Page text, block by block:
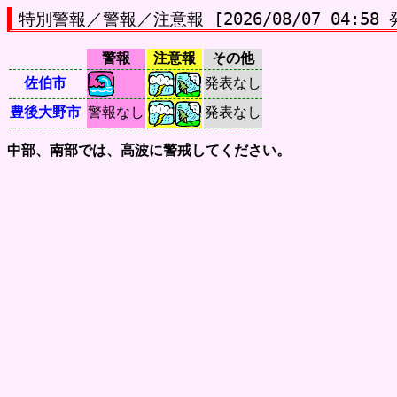
特別警報／警報／注意報 [2026/08/07 04:58
警報 注意報
その他
佐伯市
発表なし
豊後大野市 警報なし 発表なし
中部、南部では、高波に警戒してください。